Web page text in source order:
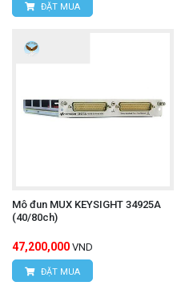
ĐẶT MUA
Mô đun MUX KEYSIGHT 34925A
(40/80ch)
47,200,000 VND
ĐẶT MUA